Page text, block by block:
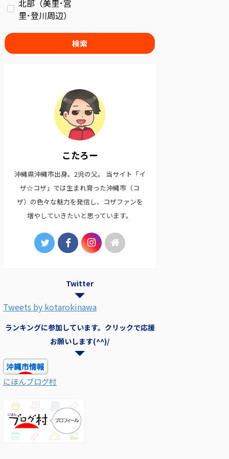
北部（美里･宮
里･登川周辺）
検索
こたろー
沖縄県沖縄市出身。2児の父。 当サイト「イ
ザ☆コザ」では生まれ育った沖縄市（コ
ザ）の色々な魅力を発信し、コザファンを
増やしていきたいと思っています。
Twitter
Tweets by kotarokinawa
ランキングに参加しています。クリックで応援
お願いします(^^)/
にほんブログ村